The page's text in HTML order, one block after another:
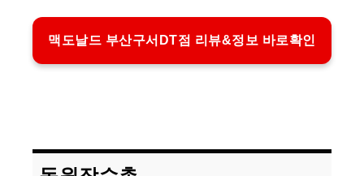
맥도날드 부산구서DT점 리뷰&정보 바로확인